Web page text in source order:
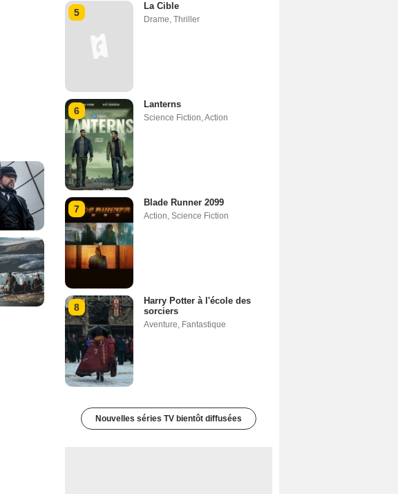
5
La Cible
Drame Thriller
6
Lanterns
Science Fiction Action
7
Blade Runner 2099
Action Science Fiction
8
Harry Potter à l'école des
sorciers
Aventure Fantastique
Nouvelles séries TV bientôt diffusées